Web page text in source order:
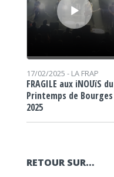
17/02/2025 - LA FRAP
FRAGILE aux iNOUïS du
Printemps de Bourges
2025
RETOUR SUR…